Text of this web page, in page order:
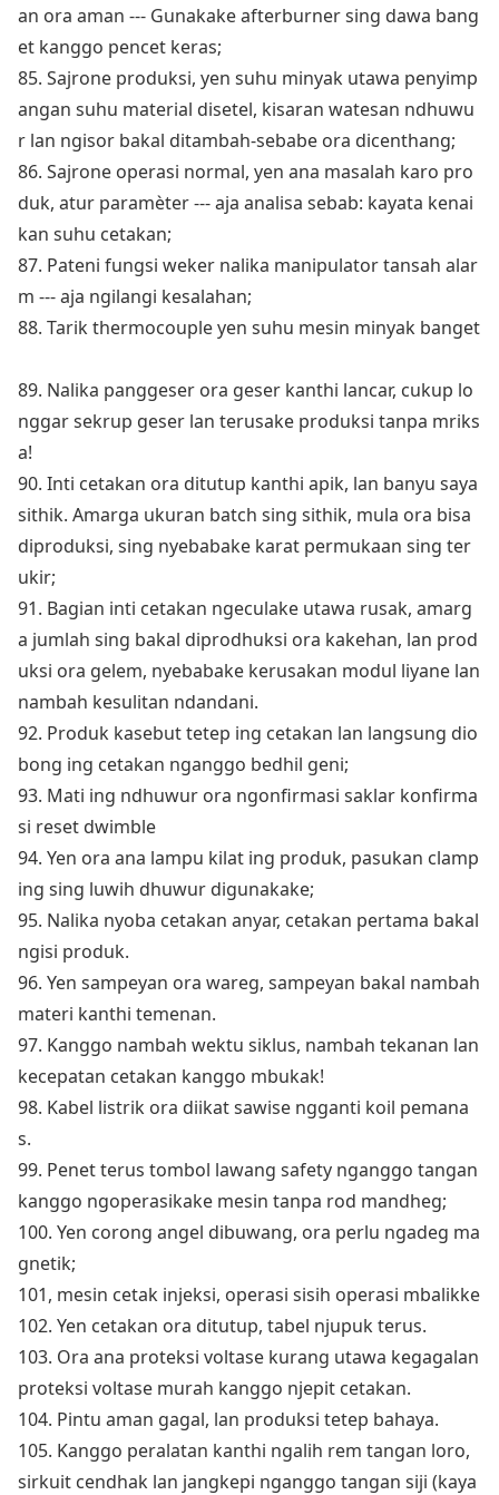
an ora aman --- Gunakake afterburner sing dawa bang
et kanggo pencet keras;
85. Sajrone produksi, yen suhu minyak utawa penyimp
angan suhu material disetel, kisaran watesan ndhuwu
r lan ngisor bakal ditambah-sebabe ora dicenthang;
86. Sajrone operasi normal, yen ana masalah karo pro
duk, atur paramèter --- aja analisa sebab: kayata kenai
kan suhu cetakan;
87. Pateni fungsi weker nalika manipulator tansah alar
m --- aja ngilangi kesalahan;
88. Tarik thermocouple yen suhu mesin minyak banget
89. Nalika panggeser ora geser kanthi lancar, cukup lo
nggar sekrup geser lan terusake produksi tanpa mriks
a!
90. Inti cetakan ora ditutup kanthi apik, lan banyu saya
sithik. Amarga ukuran batch sing sithik, mula ora bisa
diproduksi, sing nyebabake karat permukaan sing ter
ukir;
91. Bagian inti cetakan ngeculake utawa rusak, amarg
a jumlah sing bakal diprodhuksi ora kakehan, lan prod
uksi ora gelem, nyebabake kerusakan modul liyane lan
nambah kesulitan ndandani.
92. Produk kasebut tetep ing cetakan lan langsung dio
bong ing cetakan nganggo bedhil geni;
93. Mati ing ndhuwur ora ngonfirmasi saklar konfirma
si reset dwimble
94. Yen ora ana lampu kilat ing produk, pasukan clamp
ing sing luwih dhuwur digunakake;
95. Nalika nyoba cetakan anyar, cetakan pertama bakal
ngisi produk.
96. Yen sampeyan ora wareg, sampeyan bakal nambah
materi kanthi temenan.
97. Kanggo nambah wektu siklus, nambah tekanan lan
kecepatan cetakan kanggo mbukak!
98. Kabel listrik ora diikat sawise ngganti koil pemana
s.
99. Penet terus tombol lawang safety nganggo tangan
kanggo ngoperasikake mesin tanpa rod mandheg;
100. Yen corong angel dibuwang, ora perlu ngadeg ma
gnetik;
101, mesin cetak injeksi, operasi sisih operasi mbalikke
102. Yen cetakan ora ditutup, tabel njupuk terus.
103. Ora ana proteksi voltase kurang utawa kegagalan
proteksi voltase murah kanggo njepit cetakan.
104. Pintu aman gagal, lan produksi tetep bahaya.
105. Kanggo peralatan kanthi ngalih rem tangan loro,
sirkuit cendhak lan jangkepi nganggo tangan siji (kaya